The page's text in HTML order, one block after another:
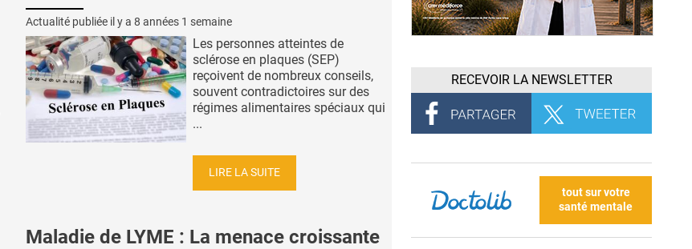
Actualité publiée il y a 8 années 1 semaine
Les personnes atteintes de
sclérose en plaques (SEP)
reçoivent de nombreux conseils,
souvent contradictoires sur des
régimes alimentaires spéciaux qui
...
LIRE LA SUITE
Maladie de LYME : La menace croissante
RECEVOIR LA NEWSLETTER
tout sur votre
santé mentale